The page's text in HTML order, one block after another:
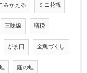
みかえる ミニ花瓶
三味線 増税
がま口 金魚づくし
庭の蛙